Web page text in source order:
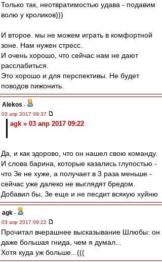
Только так, неотвратимостью удава - подавим
волю у кроликов)))
И второе. мы не можем играть в комфортной
зоне. Нам нужен стресс.
И очень хорошо, что сейчас нам не дают
расслабиться.
Это хорошо и для перспективы. Не будет
поводов пижонить.
Alekos -
03 апр 2017 09:37
agk » 03 апр 2017 09:22
Да, и как здорово, что он нашел свою команду.
И слова барина, которые казались глупостью -
что Зе не хуже, а получает в 3 раза меньше -
сейчас уже далеко не выглядят бредом.
Добавил бы, Зе еще и не песдит всякую хуйню
agk -
03 апр 2017 09:22
Прочитал вчерашнее высказывание Шлюбы: он
даже большая гнида, чем я думал...
Хотя куда уж больше...(((